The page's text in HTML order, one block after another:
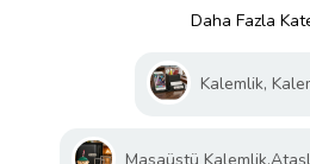
Daha Fazla
Kalemlik,